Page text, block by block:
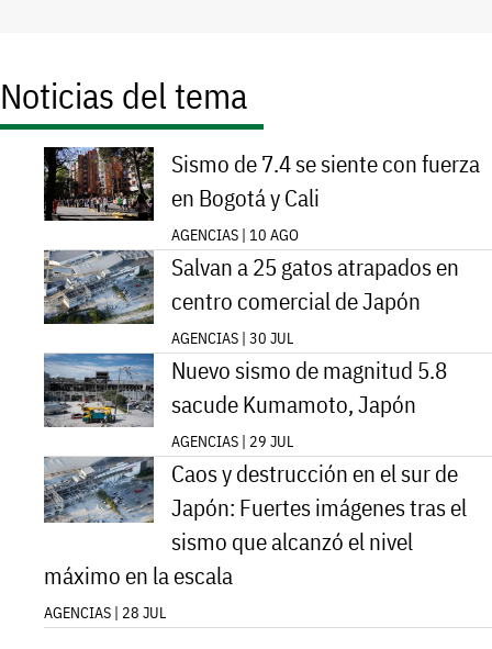
Noticias del tema
Sismo de 7.4 se siente con fuerza
en Bogotá y Cali
AGENCIAS | 10 AGO
Salvan a 25 gatos atrapados en
centro comercial de Japón
AGENCIAS | 30 JUL
Nuevo sismo de magnitud 5.8
sacude Kumamoto, Japón
AGENCIAS | 29 JUL
Caos y destrucción en el sur de
Japón: Fuertes imágenes tras el
sismo que alcanzó el nivel
máximo en la escala
AGENCIAS | 28 JUL